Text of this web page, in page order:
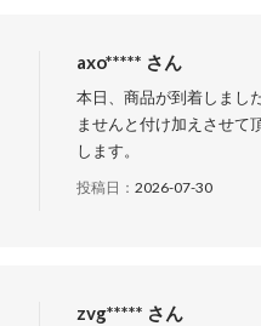
axo***** さん
本日、商品が到着しまし
ませんと付け加えさせて
します。
投稿日： 2026-07-30
zvg***** さん